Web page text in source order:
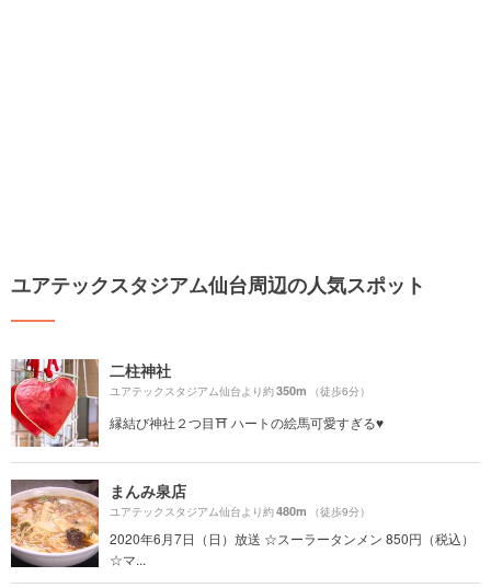
ユアテックスタジアム仙台周辺の人気スポット
二柱神社
ユアテックスタジアム仙台より約350m （徒歩6分）
縁結び神社２つ目⛩ ハートの絵馬可愛すぎる♥️
まんみ泉店
ユアテックスタジアム仙台より約480m （徒歩9分）
2020年6月7日（日）放送 ☆スーラータンメン 850円（税込）
☆マ...